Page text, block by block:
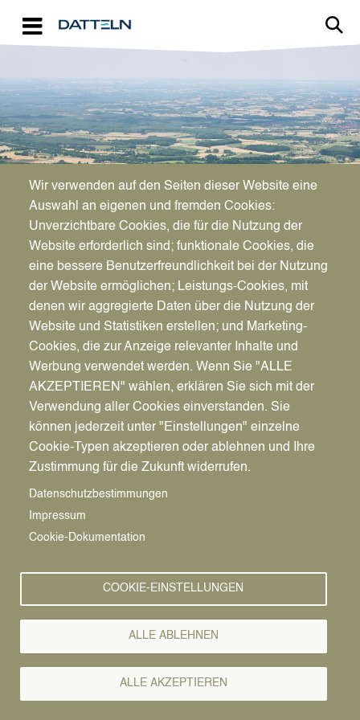
PLANEN & BAUEN
Ideen für Bürger*innen
Pfadnavigation
Wirtschaft | Bauen | Umwelt
Planen, Bauen & Wohnen
Stadtentwicklung
Stadtentwicklung
einer Stadt plant - und damit dem Interesse aller
Einwohner*innen der Stadt dient. Stadtplanung
findet statt im Spannungsfeld von privaten und
öffentlichen Interessen und muss sich einen
Wir verwenden auf den Seiten dieser Website eine
Auswahl an eigenen und fremden Cookies:
Unverzichtbare Cookies, die für die Nutzung der
Website erforderlich sind; funktionale Cookies, die
eine bessere Benutzerfreundlichkeit bei der Nutzung
der Website ermöglichen; Leistungs-Cookies, mit
denen wir aggregierte Daten über die Nutzung der
Website und Statistiken erstellen; und Marketing-
Cookies, die zur Anzeige relevanter Inhalte und
Werbung verwendet werden. Wenn Sie "ALLE
AKZEPTIEREN" wählen, erklären Sie sich mit der
Verwendung aller Cookies einverstanden. Sie
können jederzeit unter "Einstellungen" einzelne
Cookie-Typen akzeptieren oder ablehnen und Ihre
Zustimmung für die Zukunft widerrufen.
Datenschutzbestimmungen
Impressum
Cookie-Dokumentation
COOKIE-EINSTELLUNGEN
ALLE ABLEHNEN
ALLE AKZEPTIEREN